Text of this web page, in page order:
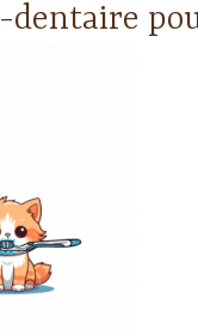
dentaire